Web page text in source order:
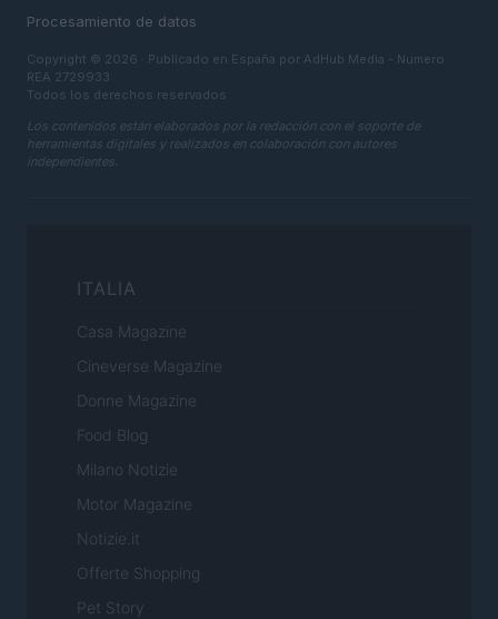
Procesamiento de datos
Copyright © 2026 · Publicado en España por AdHub Media - Numero
REA 2729933
Todos los derechos reservados
Los contenidos están elaborados por la redacción con el soporte de
herramientas digitales y realizados en colaboración con autores
independientes.
ITALIA
Casa Magazine
Cineverse Magazine
Donne Magazine
Food Blog
Milano Notizie
Motor Magazine
Notizie.it
Offerte Shopping
Pet Story